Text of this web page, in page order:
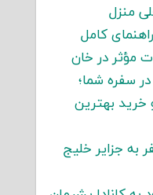
منزل
کامل
مؤثر در خان
در سفره شما؛
بهترین
به جزایر خلیج